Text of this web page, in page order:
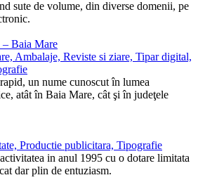
sute de volume, din diverse domenii, pe
Baia Mare
Ambalaje, Reviste si ziare, Tipar digital,
un nume cunoscut în lumea
atât în Baia Mare, cât şi în judeţele
Productie publicitara, Tipografie
in anul 1995 cu o dotare limitata
dar plin de entuziasm.